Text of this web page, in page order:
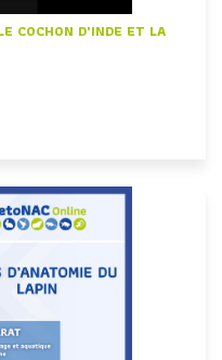
COCHON D'INDE ET LA